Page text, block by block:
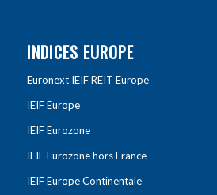
INDICES EUROPE
Euronext IEIF REIT Europe
IEIF Europe
IEIF Eurozone
IEIF Eurozone hors France
IEIF Europe Continentale